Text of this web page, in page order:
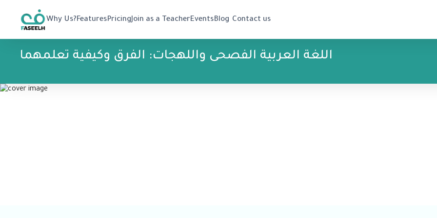
Why Us?FeaturesPricingJoin as a TeacherEventsBlog Contact us
اللغة العربية الفصحى واللهجات: الفرق وكيفية تعلمهما